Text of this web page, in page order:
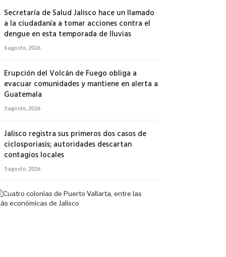
Secretaría de Salud Jalisco hace un llamado
a la ciudadanía a tomar acciones contra el
dengue en esta temporada de lluvias
6 agosto, 2026
Erupción del Volcán de Fuego obliga a
evacuar comunidades y mantiene en alerta a
Guatemala
5 agosto, 2026
Jalisco registra sus primeros dos casos de
ciclosporiasis; autoridades descartan
contagios locales
5 agosto, 2026